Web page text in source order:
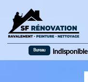
Bureau indisponible